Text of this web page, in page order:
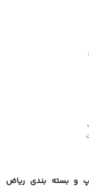
و بسته بندی ریاض